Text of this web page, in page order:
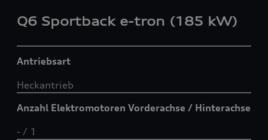
Q6 Sportback e-tron (185 kW)
Antriebsart
Heckantrieb
Anzahl Elektromotoren Vorderachse / Hinterachse
- / 1